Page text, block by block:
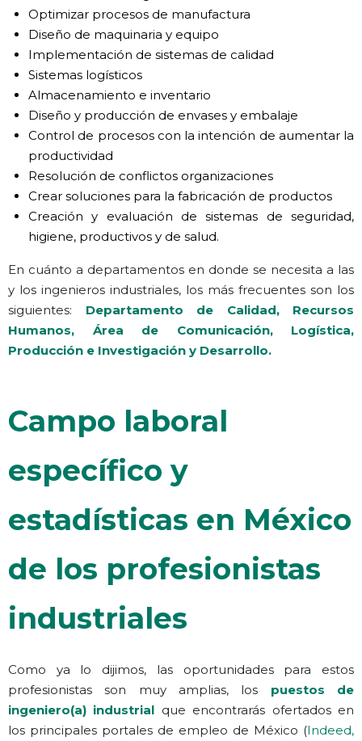
Optimizar procesos de manufactura
Diseño de maquinaria y equipo
Implementación de sistemas de calidad
Sistemas logísticos
Almacenamiento e inventario
Diseño y producción de envases y embalaje
Control de procesos con la intención de aumentar la
productividad
Resolución de conflictos organizaciones
Crear soluciones para la fabricación de productos
Creación y evaluación de sistemas de seguridad,
higiene, productivos y de salud.
En cuánto a departamentos en donde se necesita a las
y los ingenieros industriales, los más frecuentes son los
siguientes: Departamento de Calidad, Recursos
Humanos, Área de Comunicación, Logística,
Producción e Investigación y Desarrollo.
Campo laboral
específico y
estadísticas en México
de los profesionistas
industriales
Como ya lo dijimos, las oportunidades para estos
profesionistas son muy amplias, los puestos de
ingeniero(a) industrial que encontrarás ofertados en
los principales portales de empleo de México (Indeed,